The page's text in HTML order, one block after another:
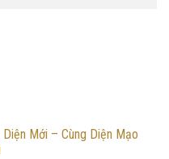
Mới – Cùng Diện Mạo